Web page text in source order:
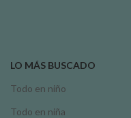
LO MÁS BUSCADO
Todo en niño
Todo en niña